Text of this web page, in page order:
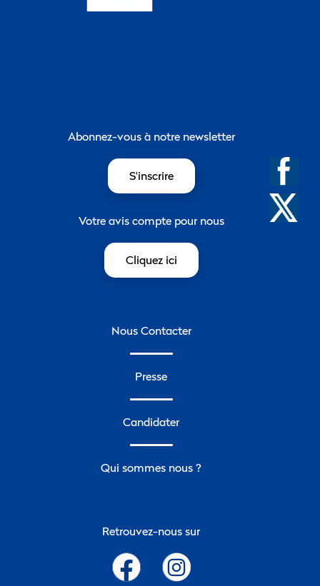
Retrouvez-nous sur
Nous Contacter
Presse
Candidater
Qui sommes nous ?
Abonnez-vous à notre newsletter
S'inscrire
Votre avis compte pour nous
Cliquez ici